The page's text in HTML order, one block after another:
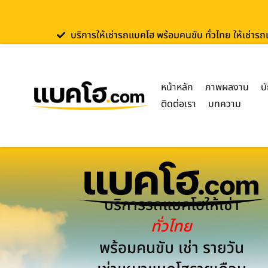
บริการให้เช่ารถแบคโฮ พร้อมคนขับ ทั่วไทย ให้เช่า
หน้าหลัก ภาพผลงาน
ติดต่อเรา
บทความ
บริการรถแบคโฮให้เช่า
ทั่วไทย
พร้อมคนขับ เช่า รายวัน